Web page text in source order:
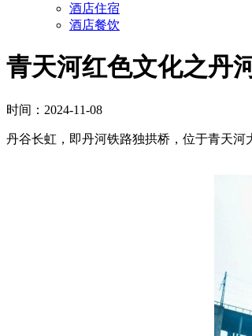
酒店住宿
酒店餐饮
青天河红色文化之丹
时间：2024-11-08
丹谷长虹，即丹河铁路独拱桥，位于青天河